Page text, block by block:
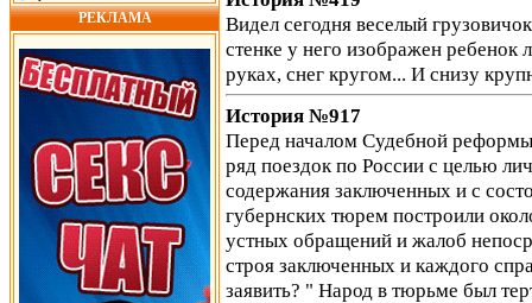
РЕКЛАМА
Видел сегодня веселый
стенке у него изображен ребенок
руках, снег кругом... И снизу
История №917
Перед началом Судебной
ряд поездок по России с целью
содержания заключенных и с
губернских тюрем построили
устных обращений и жалоб
строя заключенных и каждого
заявить? " Народ в тюрьме был